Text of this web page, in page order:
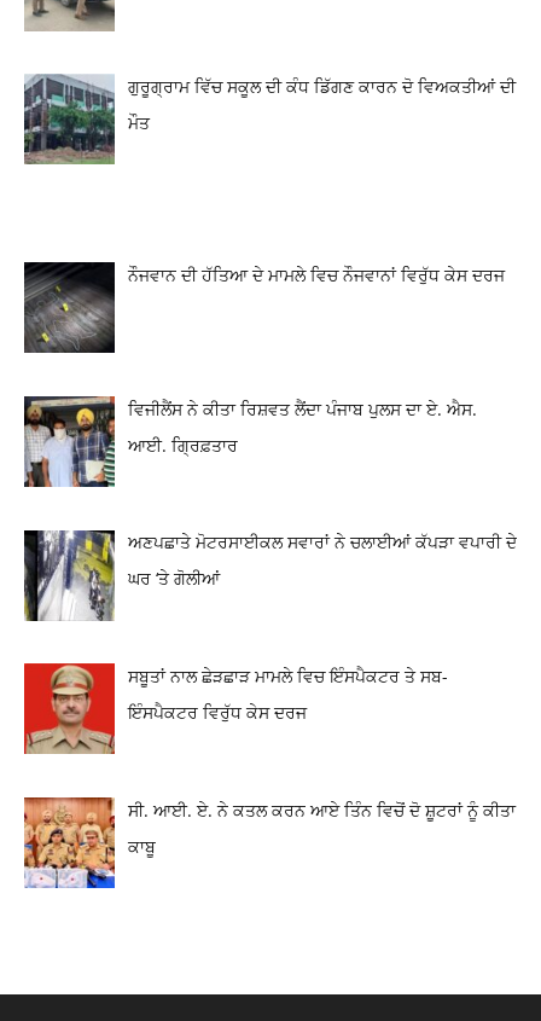
ਗੁਰੂਗ੍ਰਾਮ ਵਿੱਚ ਸਕੂਲ ਦੀ ਕੰਧ ਡਿੱਗਣ ਕਾਰਨ ਦੋ ਵਿਅਕਤੀਆਂ ਦੀ
ਮੌਤ
ਨੌਜਵਾਨ ਦੀ ਹੱਤਿਆ ਦੇ ਮਾਮਲੇ ਵਿਚ ਨੌਜਵਾਨਾਂ ਵਿਰੁੱਧ ਕੇਸ ਦਰਜ
ਵਿਜੀਲੈਂਸ ਨੇ ਕੀਤਾ ਰਿਸ਼ਵਤ ਲੈਂਦਾ ਪੰਜਾਬ ਪੁਲਸ ਦਾ ਏ. ਐਸ.
ਆਈ. ਗ੍ਰਿਫ਼ਤਾਰ
ਅਣਪਛਾਤੇ ਮੋਟਰਸਾਈਕਲ ਸਵਾਰਾਂ ਨੇ ਚਲਾਈਆਂ ਕੱਪੜਾ ਵਪਾਰੀ ਦੇ
ਘਰ ‘ਤੇ ਗੋਲੀਆਂ
ਸਬੂਤਾਂ ਨਾਲ ਛੇੜਛਾੜ ਮਾਮਲੇ ਵਿਚ ਇੰਸਪੈਕਟਰ ਤੇ ਸਬ-
ਇੰਸਪੈਕਟਰ ਵਿਰੁੱਧ ਕੇਸ ਦਰਜ
ਸੀ. ਆਈ. ਏ. ਨੇ ਕਤਲ ਕਰਨ ਆਏ ਤਿੰਨ ਵਿਚੋਂ ਦੋ ਸ਼ੂਟਰਾਂ ਨੂੰ ਕੀਤਾ
ਕਾਬੂ